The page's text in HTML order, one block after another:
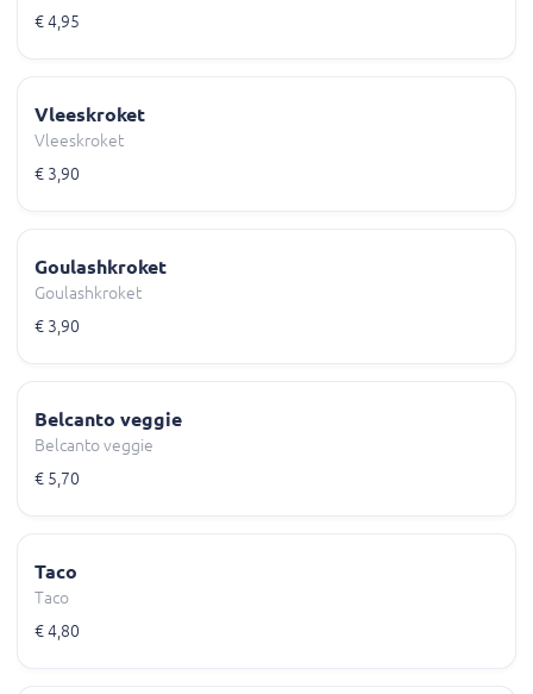
€ 4,95
Vleeskroket
Vleeskroket
€ 3,90
Goulashkroket
Goulashkroket
€ 3,90
Belcanto veggie
Belcanto veggie
€ 5,70
Taco
Taco
€ 4,80